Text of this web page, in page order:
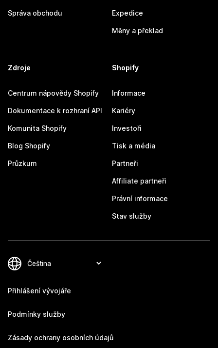
Správa obchodu Expedice
Měny a překlad
Zdroje
Centrum nápovědy Shopify
Dokumentace k rozhraní API
Komunita Shopify
Blog Shopify
Průzkum
Shopify
Informace
Kariéry
Investoři
Tisk a média
Partneři
Affiliate partneři
Právní informace
Stav služby
Přihlášení vývojáře
Podmínky služby
Zásady ochrany osobních údajů